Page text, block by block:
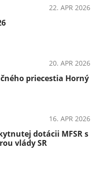
22. APR 2026
20. APR 2026
priecestia Horný
16. APR 2026
dotácii MFSR s
vlády SR